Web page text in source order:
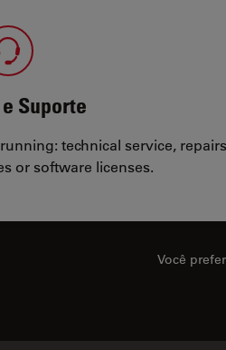
Suporte
technical service,
or software licenses.
Você